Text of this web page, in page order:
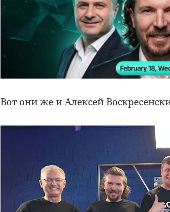
Вот они же и Алексей